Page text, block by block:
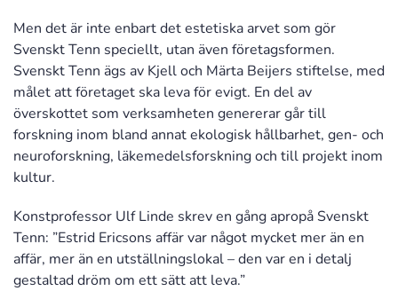
Men det är inte enbart det estetiska arvet som gör
Svenskt Tenn speciellt, utan även företagsformen.
Svenskt Tenn ägs av Kjell och Märta Beijers stiftelse, med
målet att företaget ska leva för evigt. En del av
överskottet som verksamheten genererar går till
forskning inom bland annat ekologisk hållbarhet, gen- och
neuroforskning, läkemedelsforskning och till projekt inom
kultur.
Konstprofessor Ulf Linde skrev en gång apropå Svenskt
Tenn: ”Estrid Ericsons affär var något mycket mer än en
affär, mer än en utställningslokal – den var en i detalj
gestaltad dröm om ett sätt att leva.”